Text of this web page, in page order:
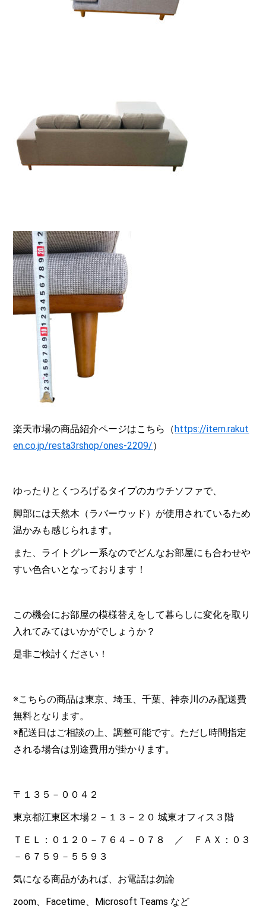
楽天市場の商品紹介ページはこちら（https://item.rakut
en.co.jp/resta3rshop/ones-2209/）
ゆったりとくつろげるタイプのカウチソファで、
脚部には天然木（ラバーウッド）が使用されているため
温かみも感じられます。
また、ライトグレー系なのでどんなお部屋にも合わせや
すい色合いとなっております！
この機会にお部屋の模様替えをして暮らしに変化を取り
入れてみてはいかがでしょうか？
是非ご検討ください！
※こちらの商品は東京、埼玉、千葉、神奈川のみ配送費
無料となります。
※配送日はご相談の上、調整可能です。ただし時間指定
される場合は別途費用が掛かります。
〒１３５－００４２
東京都江東区木場２－１３－２０ 城東オフィス３階
ＴＥＬ：０１２０－７６４－０７８ ／ ＦＡＸ：０３
－６７５９－５５９３
気になる商品があれば、お電話は勿論
zoom、Facetime、Microsoft Teams など